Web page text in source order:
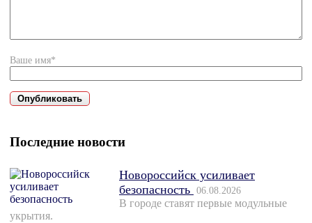
Ваше имя*
Последние новости
Новороссийск усиливает
безопасность 06.08.2026
В городе ставят первые модульные
укрытия.